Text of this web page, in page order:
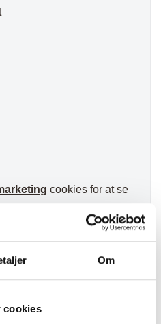
Om
cookies
cookies for at se